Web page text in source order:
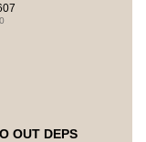
OUT DEPS